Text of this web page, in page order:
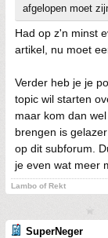
afgelopen moet
Had op z'n minst
artikel, nu moet
Verder heb je je
topic wil starten
maar kom dan
brengen is
op dit subforum.
je even wat meer
Lambo of Rekt
SuperNeger